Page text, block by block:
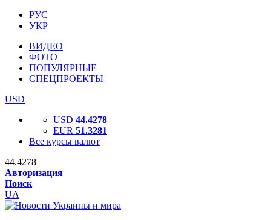
РУС
УКР
ВИДЕО
ФОТО
ПОПУЛЯРНЫЕ
СПЕЦПРОЕКТЫ
USD
USD 44.4278
EUR 51.3281
Все курсы валют
44.4278
Авторизация
Поиск
UA